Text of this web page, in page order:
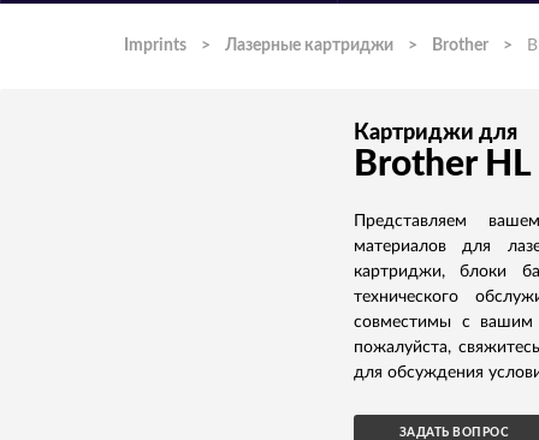
Imprints > Лазерные картриджи > Brother >
Картриджи для
Brother HL
Представляем
материалов для
картриджи, блоки
технического
совместимы с вашим
пожалуйста,
для обсуждения
ЗАДАТЬ ВОПРОС